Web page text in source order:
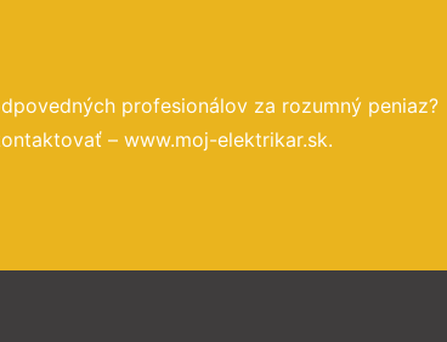
profesionálov za rozumný peniaz?
– www.moj-elektrikar.sk.